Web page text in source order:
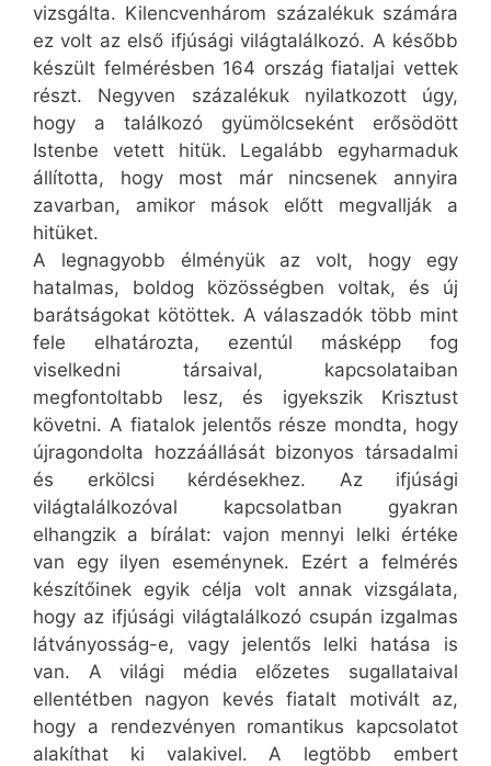
vizsgálta. Kilencvenhárom százalékuk számára
ez volt az első ifjúsági világtalálkozó. A később
készült felmérésben 164 ország fiataljai vettek
részt. Negyven százalékuk nyilatkozott úgy,
hogy a találkozó gyümölcseként erősödött
Istenbe vetett hitük. Legalább egyharmaduk
állította, hogy most már nincsenek annyira
zavarban, amikor mások előtt megvallják a
hitüket.
A legnagyobb élményük az volt, hogy egy
hatalmas, boldog közösségben voltak, és új
barátságokat kötöttek. A válaszadók több mint
fele elhatározta, ezentúl másképp fog
viselkedni társaival, kapcsolataiban
megfontoltabb lesz, és igyekszik Krisztust
követni. A fiatalok jelentős része mondta, hogy
újragondolta hozzáállását bizonyos társadalmi
és erkölcsi kérdésekhez. Az ifjúsági
világtalálkozóval kapcsolatban gyakran
elhangzik a bírálat: vajon mennyi lelki értéke
van egy ilyen eseménynek. Ezért a felmérés
készítőinek egyik célja volt annak vizsgálata,
hogy az ifjúsági világtalálkozó csupán izgalmas
látványosság-e, vagy jelentős lelki hatása is
van. A világi média előzetes sugallataival
ellentétben nagyon kevés fiatalt motivált az,
hogy a rendezvényen romantikus kapcsolatot
alakíthat ki valakivel. A legtöbb embert